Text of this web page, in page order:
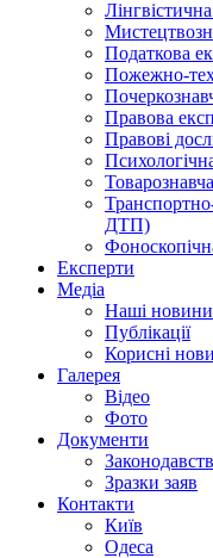
Лінгвістична
Податкова
Пожежно-
Правова
Правові
ДТП)
Експерти
Медіа
Наші новини
Публікації
Корисні
Галерея
Відео
Фото
Документи
Зразки заяв
Контакти
Київ
Одеса